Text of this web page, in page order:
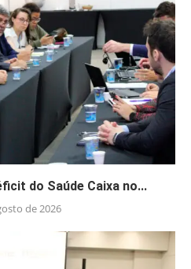
do Saúde Caixa no...
de 2026